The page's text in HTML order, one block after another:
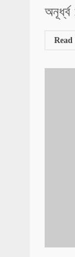
অনূর্ধ্ব